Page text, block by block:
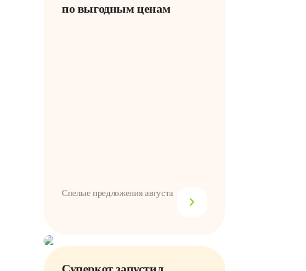
по выгодным ценам
Спелые предложения августа